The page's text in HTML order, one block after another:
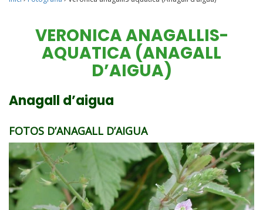
VERONICA ANAGALLIS-
AQUATICA (ANAGALL
D’AIGUA)
Anagall d’aigua
FOTOS D’ANAGALL D’AIGUA